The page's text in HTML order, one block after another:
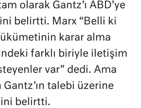
olarak Gantz’ı ABD’ye
belirtti. Marx “Belli ki
karar alma
farklı biriyle iletişim
var” dedi. Ama
talebi üzerine
belirtti.